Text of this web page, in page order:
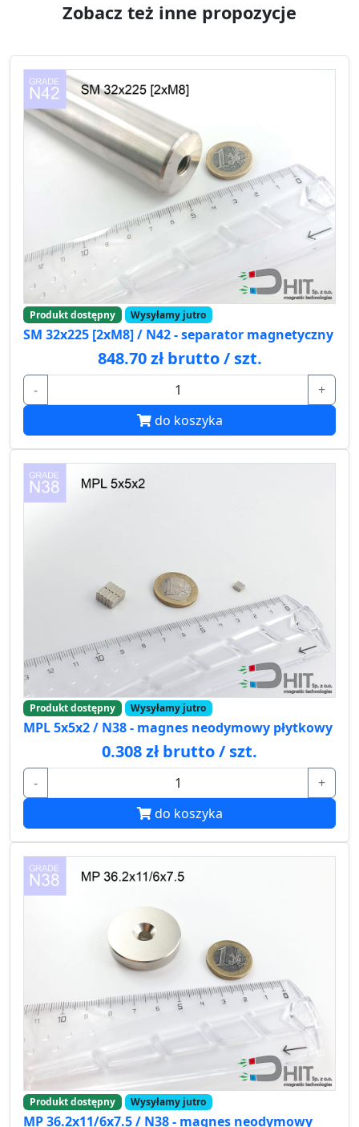
Zobacz też inne propozycje
Produkt dostępny Wysyłamy jutro
SM 32x225 [2xM8] / N42 - separator magnetyczny
848.70 zł brutto / szt.
-
+
do koszyka
Produkt dostępny Wysyłamy jutro
MPL 5x5x2 / N38 - magnes neodymowy płytkowy
0.308 zł brutto / szt.
-
+
do koszyka
Produkt dostępny Wysyłamy jutro
MP 36.2x11/6x7.5 / N38 - magnes neodymowy